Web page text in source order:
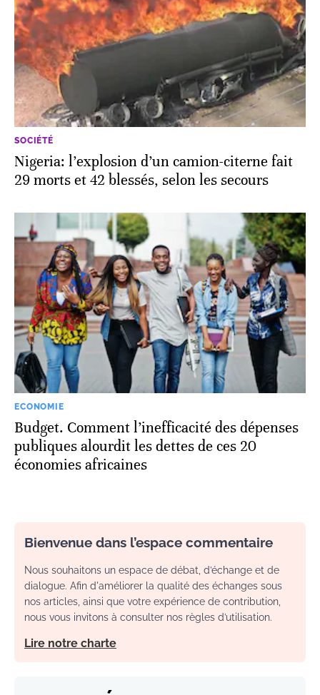
SOCIÉTÉ
Nigeria: l’explosion d’un camion-citerne fait
29 morts et 42 blessés, selon les secours
ECONOMIE
Budget. Comment l’inefficacité des dépenses
publiques alourdit les dettes de ces 20
économies africaines
Bienvenue dans l’espace commentaire
Nous souhaitons un espace de débat, d’échange et de
dialogue. Afin d'améliorer la qualité des échanges sous
nos articles, ainsi que votre expérience de contribution,
nous vous invitons à consulter nos règles d’utilisation.
Lire notre charte